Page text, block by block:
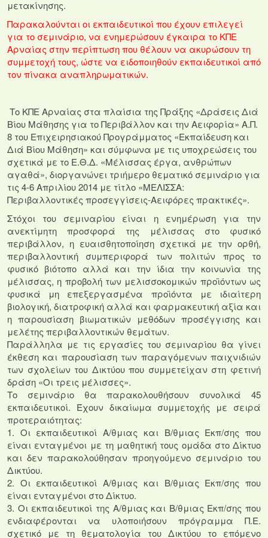
μετακίνησης.
Παρακαλούνται οι εκπαιδευτικοί που έχουν επιλεγεί
για το σεμινάριο, να ενημερώσουν έγκαιρα το ΚΠΕ
Αρναίας στην περίπτωση που θέλουν να ακυρώσουν τη
συμμετοχή τους, ώστε να ειδοποιηθούν εκπαιδευτικοί από
τον πίνακα αναπληρωματικών.
Το ΚΠΕ Αρναίας στα πλαίσια της Πράξης «Δράσεις Διά
Βίου Μάθησης για το Περιβάλλον και την Αειφορία» Α.Π.
8 του Επιχειρησιακού Προγράμματος «Εκπαίδευση και
Διά Βίου Μάθηση» και σύμφωνα με τις υποχρεώσεις του
σχετικά με το Ε.Θ.Δ. «Μέλισσας έργα, ανθρώπων
αγαθά», διοργανώνει τριήμερο θεματικό σεμινάριο για
τις 4-6 Απριλίου 2014 με τίτλο «ΜΕΛΙΣΣΑ:
Περιβαλλοντικές προσεγγίσεις-Αειφόρες πρακτικές».
Στόχοι του σεμιναρίου είναι η ενημέρωση για την
ανεκτίμητη προσφορά της μέλισσας στο φυσικό
περιβάλλον, η ευαισθητοποίηση σχετικά με την ορθή,
περιβαλλοντική συμπεριφορά των πολιτών προς το
φυσικό βιότοπο αλλά και την ίδια την κοινωνία της
μέλισσας, η προβολή των μελισσοκομικών προϊόντων ως
φυσικά μη επεξεργασμένα προϊόντα με ιδιαίτερη
βιολογική, διατροφική αλλά και φαρμακευτική αξία και
η παρουσίαση βιωματικών μεθόδων προσέγγισης και
μελέτης περιβαλλοντικών θεμάτων.
Παράλληλα με τις εργασίες του σεμιναρίου θα γίνει
έκθεση και παρουσίαση των παραγόμενων παιχνιδιών
των σχολείων του Δικτύου που συμμετείχαν στη φετινή
δράση «Οι τρεις μέλισσες».
Το σεμινάριο θα παρακολουθήσουν συνολικά 45
εκπαιδευτικοί. Έχουν δικαίωμα συμμετοχής με σειρά
προτεραιότητας:
1. Οι εκπαιδευτικοί Α/θμιας και Β/θμιας Εκπ/σης που
είναι ενταγμένοι με τη μαθητική τους ομάδα στο Δίκτυο
και δεν παρακολούθησαν προηγούμενο σεμινάριο του
Δικτύου.
2. Οι εκπαιδευτικοί Α/θμιας και Β/θμιας Εκπ/σης που
είναι ενταγμένοι στο Δίκτυο.
3. Οι εκπαιδευτικοί της Α/θμιας και Β/θμιας Εκπ/σης που
ενδιαφέρονται να υλοποιήσουν πρόγραμμα Π.Ε.
σχετικό με τη θεματολογία του Δικτύου το επόμενο